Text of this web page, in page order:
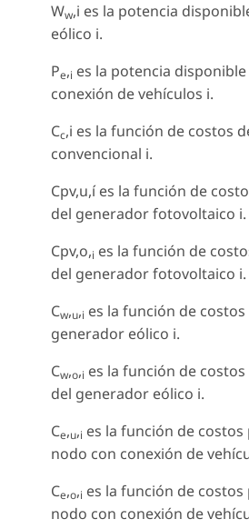
Ww,i es la potencia
eólico i.
Pe,i es la potencia
conexión de vehículos i.
Cc,i es la función de costos
convencional i.
Cpv,u,í es la función de
del generador fotovoltaico i.
Cpv,o,i es la función de
del generador fotovoltaico i.
Cw,u,i es la función de
generador eólico i.
Cw,o,i es la función de
del generador eólico i.
Ce,u,i es la función de
nodo con conexión de
Ce,o,i es la función de
nodo con conexión de